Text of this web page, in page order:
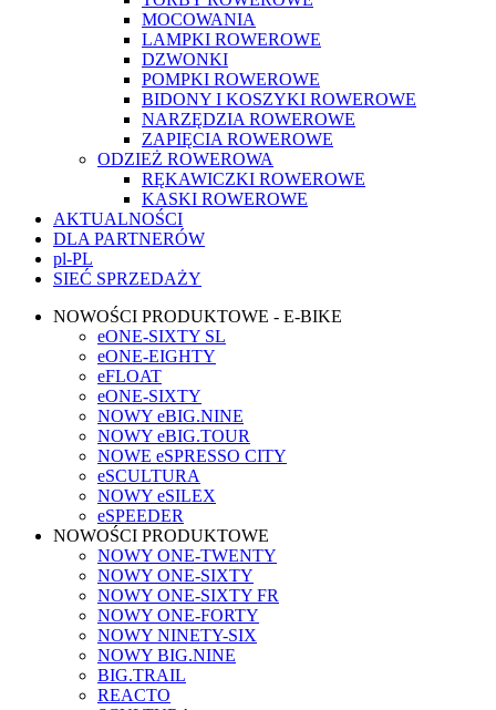
MOCOWANIA
LAMPKI ROWEROWE
DZWONKI
POMPKI ROWEROWE
BIDONY I KOSZYKI ROWEROWE
NARZĘDZIA ROWEROWE
ZAPIĘCIA ROWEROWE
ODZIEŻ ROWEROWA
RĘKAWICZKI ROWEROWE
KASKI ROWEROWE
AKTUALNOŚCI
DLA PARTNERÓW
pl-PL
SIEĆ SPRZEDAŻY
NOWOŚCI PRODUKTOWE - E-BIKE
eONE-SIXTY SL
eONE-EIGHTY
eFLOAT
eONE-SIXTY
NOWY eBIG.NINE
NOWY eBIG.TOUR
NOWE eSPRESSO CITY
eSCULTURA
NOWY eSILEX
eSPEEDER
NOWOŚCI PRODUKTOWE
NOWY ONE-TWENTY
NOWY ONE-SIXTY
NOWY ONE-SIXTY FR
NOWY ONE-FORTY
NOWY NINETY-SIX
NOWY BIG.NINE
BIG.TRAIL
REACTO